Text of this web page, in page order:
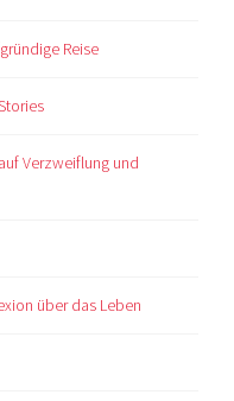
Reise
Verzweiflung und
über das Leben